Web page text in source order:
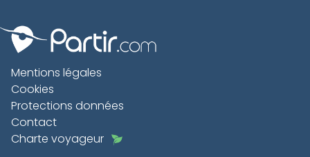
Mentions légales
Cookies
Protections données
Contact
Charte voyageur